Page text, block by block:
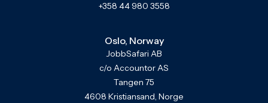
+358 44 980 3558
Oslo, Norway
JobbSafari AB
c/o Accountor AS
Tangen 75
4608 Kristiansand, Norge